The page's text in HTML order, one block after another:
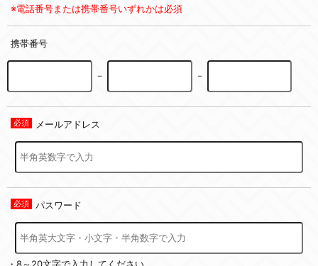
※電話番号または携帯番号いずれかは必須
携帯番号
－ －
メールアドレス
パスワード
・8～20文字で入力してください。